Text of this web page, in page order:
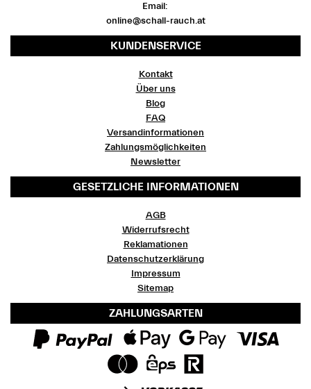
Email:
online@schall-rauch.at
KUNDENSERVICE
Kontakt
Über uns
Blog
FAQ
Versandinformationen
Zahlungsmöglichkeiten
Newsletter
GESETZLICHE INFORMATIONEN
AGB
Widerrufsrecht
Reklamationen
Datenschutzerklärung
Impressum
Sitemap
ZAHLUNGSARTEN